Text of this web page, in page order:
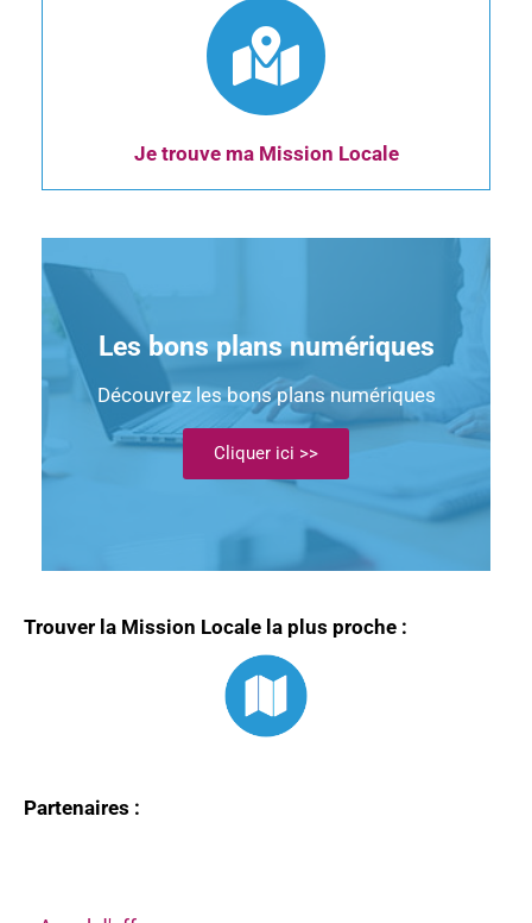
Je trouve ma Mission Locale
Les bons plans numériques
Découvrez les bons plans numériques
Cliquer ici >>
Trouver la Mission Locale la plus proche :
Partenaires :